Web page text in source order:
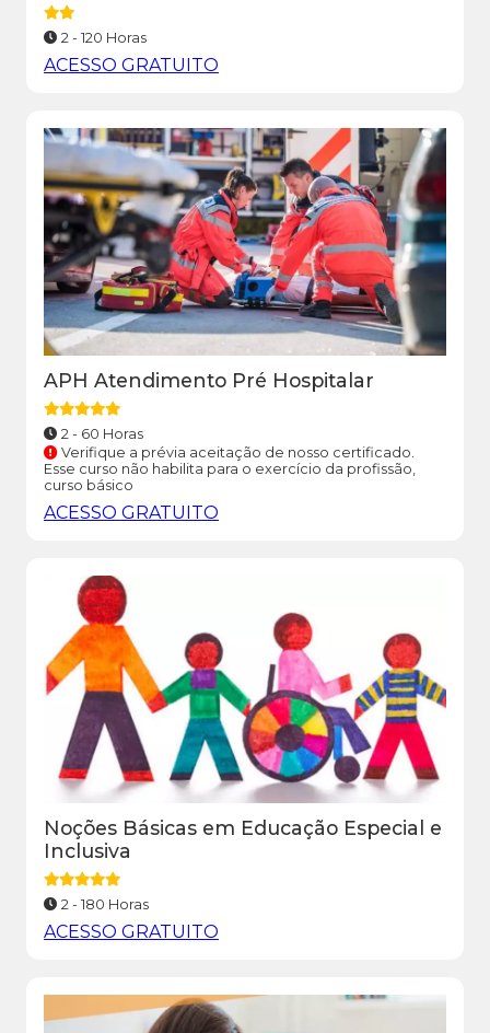
2 - 120 Horas
ACESSO GRATUITO
APH Atendimento Pré Hospitalar
2 - 60 Horas
Verifique a prévia aceitação de nosso certificado.
Esse curso não habilita para o exercício da profissão,
curso básico
ACESSO GRATUITO
Noções Básicas em Educação Especial e
Inclusiva
2 - 180 Horas
ACESSO GRATUITO